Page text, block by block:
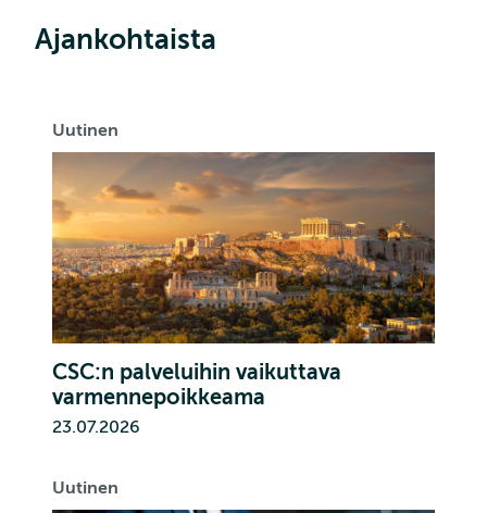
Ajankohtaista
Uutinen
CSC:n palveluihin vaikuttava
varmennepoikkeama
23.07.2026
Uutinen